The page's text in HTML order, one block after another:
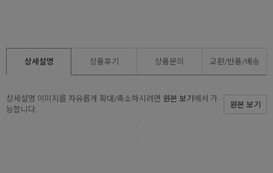
상세설명 상품후기 상품문의 교환/반품/배송
상세설명 이미지를 자유롭게 확대/축소하시려면 원본 보기 에서 가
능합니다.
원본 보기